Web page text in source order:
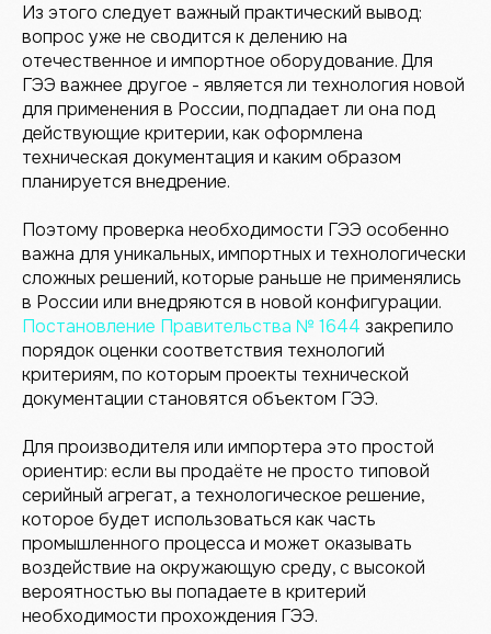
Из этого следует важный практический вывод:
вопрос уже не сводится к делению на
отечественное и импортное оборудование. Для
ГЭЭ важнее другое - является ли технология новой
для применения в России, подпадает ли она под
действующие критерии, как оформлена
техническая документация и каким образом
планируется внедрение.
Поэтому проверка необходимости ГЭЭ особенно
важна для уникальных, импортных и технологически
сложных решений, которые раньше не применялись
в России или внедряются в новой конфигурации.
Постановление Правительства № 1644 закрепило
порядок оценки соответствия технологий
критериям, по которым проекты технической
документации становятся объектом ГЭЭ.
Для производителя или импортера это простой
ориентир: если вы продаёте не просто типовой
серийный агрегат, а технологическое решение,
которое будет использоваться как часть
промышленного процесса и может оказывать
воздействие на окружающую среду, с высокой
вероятностью вы попадаете в критерий
необходимости прохождения ГЭЭ.